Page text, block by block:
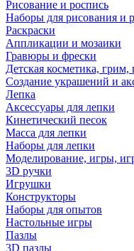
Рисование и роспись
Наборы для рисования и
Раскраски
Аппликации и мозаики
Гравюры и фрески
Детская косметика, грим,
Создание украшений и
Лепка
Аксессуары для лепки
Кинетический песок
Масса для лепки
Наборы для лепки
Моделирование, игры,
3D ручки
Игрушки
Конструкторы
Наборы для опытов
Настольные игры
Пазлы
3D пазлы